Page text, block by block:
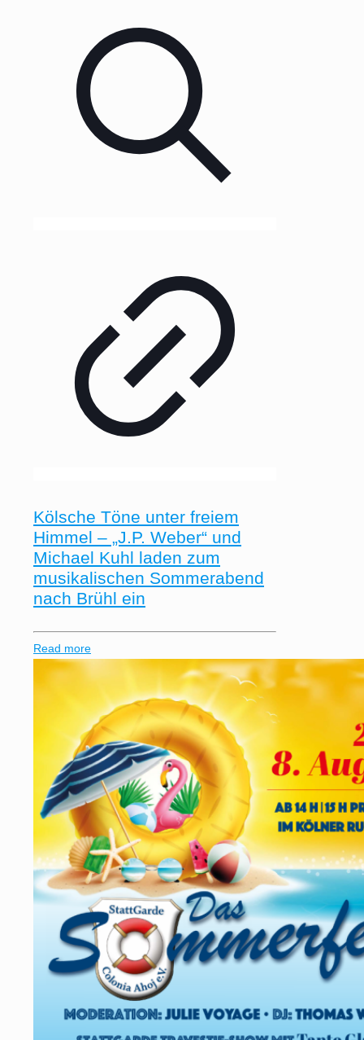
Kölsche Töne unter freiem
Himmel – „J.P. Weber“ und
Michael Kuhl laden zum
musikalischen Sommerabend
nach Brühl ein
Read more